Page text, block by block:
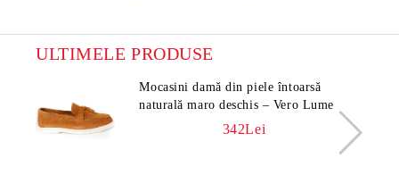
ULTIMELE PRODUSE
Mocasini damă din piele întoarsă
naturală maro deschis – Vero Lume
342Lei